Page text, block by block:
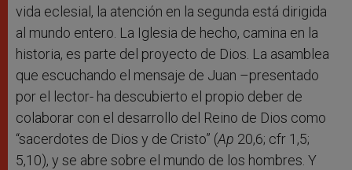
vida eclesial, la atención en la segunda está dirigida
al mundo entero. La Iglesia de hecho, camina en la
historia, es parte del proyecto de Dios. La asamblea
que escuchando el mensaje de Juan –presentado
por el lector- ha descubierto el propio deber de
colaborar con el desarrollo del Reino de Dios como
“sacerdotes de Dios y de Cristo” (Ap 20,6; cfr 1,5;
5,10), y se abre sobre el mundo de los hombres. Y